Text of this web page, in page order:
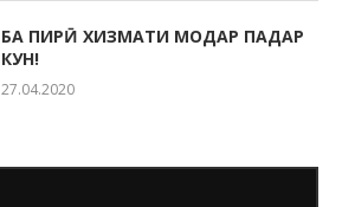
БА ПИРӢ ХИЗМАТИ МОДАР ПАДАР
КУН!
27.04.2020